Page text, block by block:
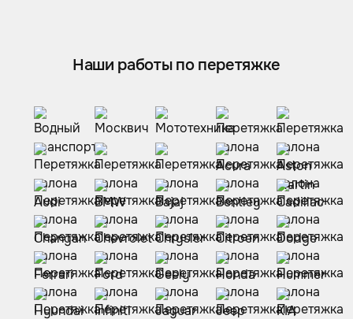
Наши работы по перетяжке